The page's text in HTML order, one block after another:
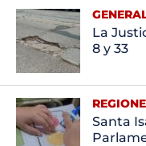
La
8 y 33
Santa